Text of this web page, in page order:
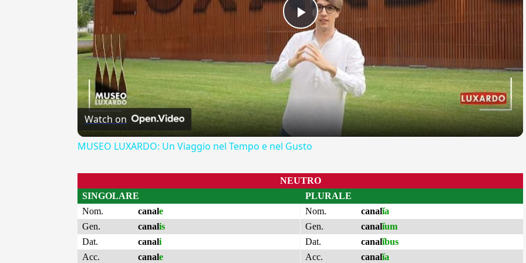
Play
Video
Watch on
MUSEO LUXARDO: Un Viaggio nel Tempo e nel Gusto
NEUTRO
SINGOLARE
Nom.
canale
Gen.
canalis
Dat.
canali
Acc.
canale
PLURALE
Nom.
canalĭa
Gen.
canalĭum
Dat.
canalĭbus
Acc.
canalĭa